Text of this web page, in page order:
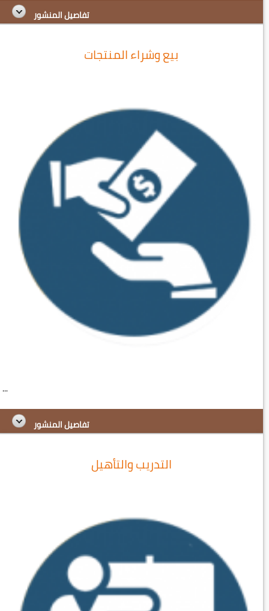
تفاصيل المنشور
بيع وشراء المنتجات
...
تفاصيل المنشور
التدريب والتأهيل